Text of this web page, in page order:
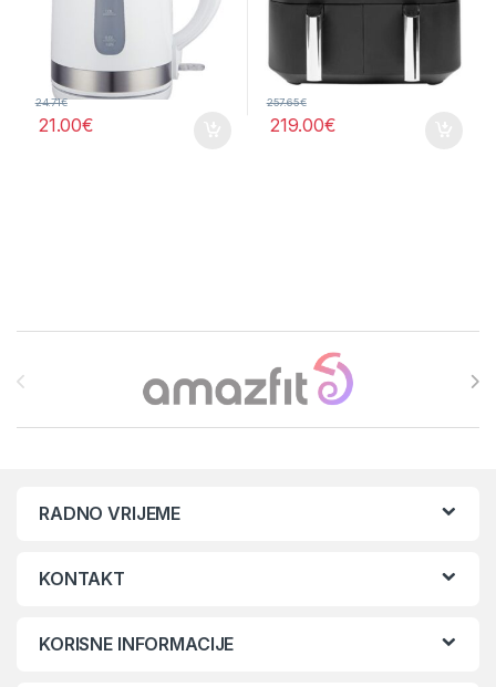
24.71€
21.00€
257.65€
219.00€
RADNO VRIJEME
KONTAKT
KORISNE INFORMACIJE